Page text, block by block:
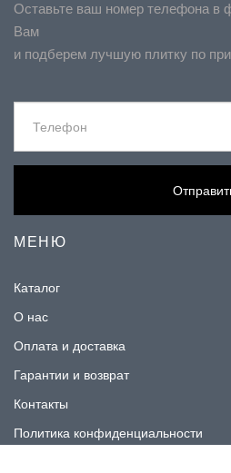
Оставьте ваш номер телефона в
Вам
и подберем лучшую плитку по
МЕНЮ
Каталог
О нас
Оплата и доставка
Гарантии и возврат
Контакты
Политика конфиденциальности